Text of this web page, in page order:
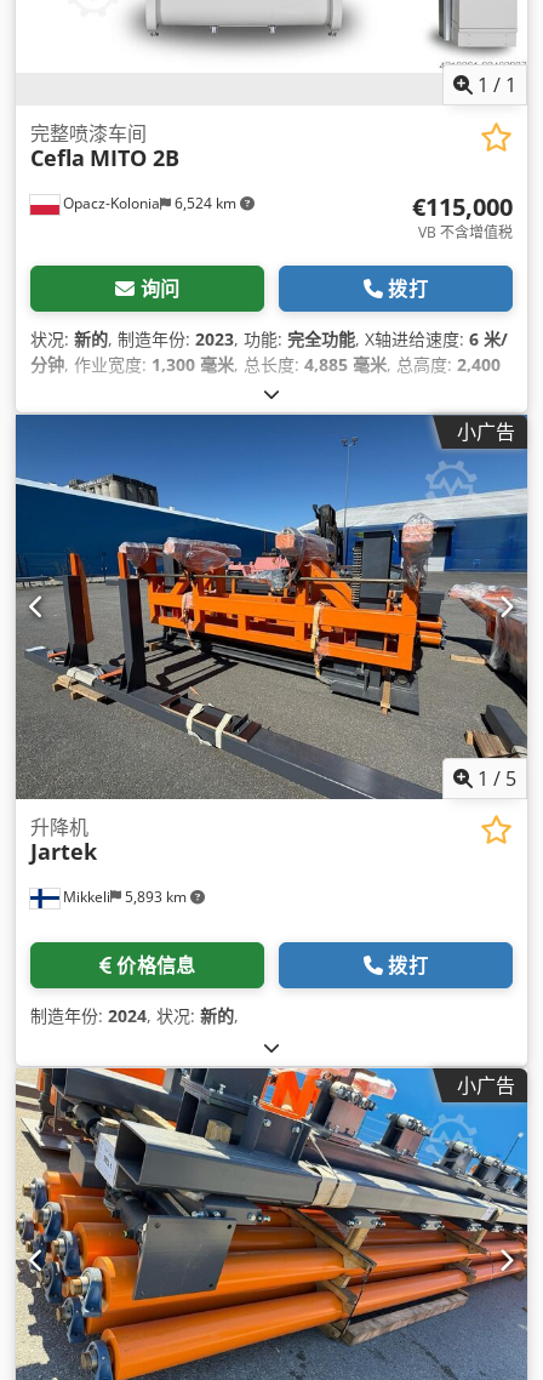
1 / 1
Opacz-Kolonia 6,524 km
完整喷漆车间
Cefla MITO 2B
€115,000
VB 不含增值税
询问 拨打
状况: 新的, 制造年份: 2023, 功能: 完全功能, X轴进给速度: 6 米/
分钟, 作业宽度: 1,300 毫米, 总长度: 4,885 毫米, 总高度: 2,400
, 输入电流类型:
米, 输入电压:380 V, 输入频率:50 赫兹, 能耗:17 千瓦时, 保修
小广告
1 / 5
Mikkeli 5,893 km
升降机
Jartek
价格信息 拨打
制造年份: 2024, 状况: 新的,
小广告